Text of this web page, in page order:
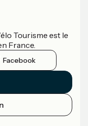
Tourisme est le
France.
Facebook